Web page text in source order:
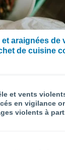
et araignées de
de cuisine
et vents
en vigilance
violents à